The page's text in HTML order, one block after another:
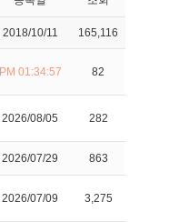
2018/10/11 165,116
PM 01:34:57 82
2026/08/05 282
2026/07/29 863
2026/07/09 3,275